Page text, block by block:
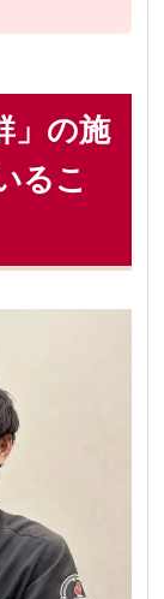
」の施
るこ